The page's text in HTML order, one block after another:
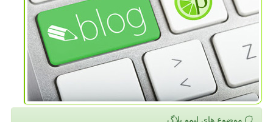
موضوع های لیمو بلاگ